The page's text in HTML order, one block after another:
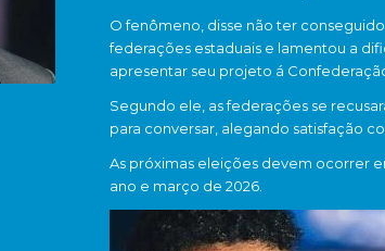
O fenômeno, disse não ter
federações estaduais e lamentou a
apresentar seu projeto á
Segundo ele, as federações se
para conversar, alegando satisfação
As próximas eleições devem ocorrer
ano e março de 2026.